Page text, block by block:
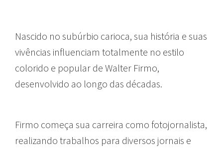
Nascido no subúrbio carioca, sua história e suas
vivências influenciam totalmente no estilo
colorido e popular de Walter Firmo,
desenvolvido ao longo das décadas.
Firmo começa sua carreira como fotojornalista,
realizando trabalhos para diversos jornais e